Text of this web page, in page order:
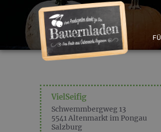
VielSeifig
Schwemmbergweg 13
5541Altenmarkt im Pongau
Salzburg